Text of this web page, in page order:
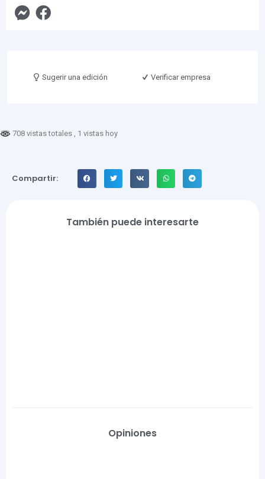
Sugerir una edición Verificar empresa
708 vistas totales , 1 vistas hoy
Compartir:
También puede interesarte
Opiniones